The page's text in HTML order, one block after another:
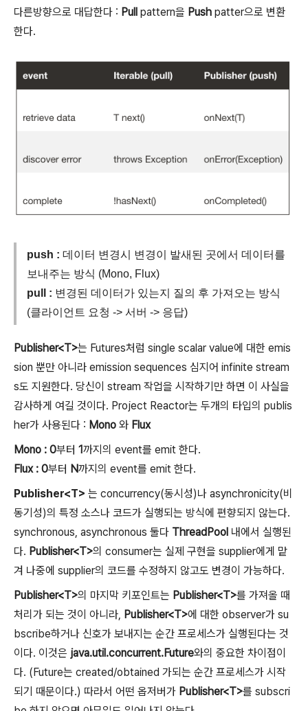
다른방향으로 대답한다 : Pull pattern을 Push patter으로 변환
한다.
push : 데이터 변경시 변경이 발새된 곳에서 데이터를
보내주는 방식 (Mono, Flux)
pull : 변경된 데이터가 있는지 질의 후 가져오는 방식
(클라이언트 요청 -> 서버 -> 응답)
Publisher<T>는 Futures처럼 single scalar value에 대한 emis
sion 뿐만 아니라 emission sequences 심지어 infinite stream
s도 지원한다. 당신이 stream 작업을 시작하기만 하면 이 사실을
감사하게 여길 것이다. Project Reactor는 두개의 타입의 publis
her가 사용된다 : Mono 와 Flux
Mono : 0부터 1까지의 event를 emit 한다.
Flux : 0부터 N까지의 event를 emit 한다.
Publisher<T> 는 concurrency(동시성)나 asynchronicity(비
동기성)의 특정 소스나 코드가 실행되는 방식에 편향되지 않는다.
synchronous, asynchronous 둘다 ThreadPool 내에서 실행된
다. Publisher<T>의 consumer는 실제 구현을 supplier에게 맡
겨 나중에 supplier의 코드를 수정하지 않고도 변경이 가능하다.
Publisher<T>의 마지막 키포인트는 Publisher<T>를 가져올 때
처리가 되는 것이 아니라, Publisher<T>에 대한 observer가 su
bscribe하거나 신호가 보내지는 순간 프로세스가 실행된다는 것
이다. 이것은 java.util.concurrent.Future와의 중요한 차이점이
다. (Future는 created/obtained 가되는 순간 프로세스가 시작
되기 때문이다.) 따라서 어떤 옵저버가 Publisher<T>를 subscri